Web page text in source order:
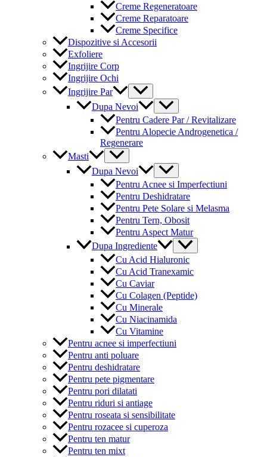
Creme Regeneratoare
Creme Reparatoare
Creme Specifice
Dispozitive si Accesorii
Exfoliere
Ingrijire Corp
Ingrijire Ochi
Ingrijire Par
Menu
Toggle
Dupa Nevoi
Menu
Toggle
Pentru Cadere Par / Revitalizare
Pentru Alopecie Androgenetica /
Regenerare
Masti
Menu
Toggle
Dupa Nevoi
Menu
Toggle
Pentru Acnee si Imperfectiuni
Pentru Deshidratare
Pentru Pete Solare si Melasma
Pentru Tern, Obosit
Pentru Aspect Matur
Dupa Ingrediente
Menu
Toggle
Cu Acid Hialuronic
Cu Acid Tranexamic
Cu Caviar
Cu Colagen (Peptide)
Cu Minerale
Cu Niacinamida
Cu Vitamine
Pentru acnee si imperfectiuni
Pentru anti poluare
Pentru deshidratare
Pentru pete pigmentare
Pentru pori dilatati
Pentru riduri si antiage
Pentru roseata si sensibilitate
Pentru rozacee si cuperoza
Pentru ten matur
Pentru ten mixt